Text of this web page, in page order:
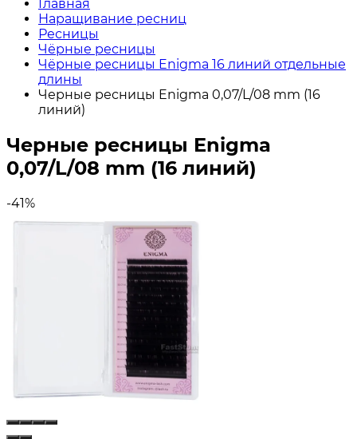
Главная
Наращивание ресниц
Ресницы
Чёрные ресницы
Чёрные ресницы Enigma 16 линий отдельные
длины
Черные ресницы Enigma 0,07/L/08 mm (16
линий)
Черные ресницы Enigma
0,07/L/08 mm (16 линий)
-41%